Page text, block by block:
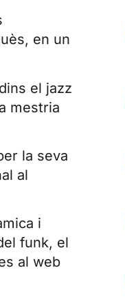
en un
el jazz
mestria
la seva
al
i
funk, el
al web